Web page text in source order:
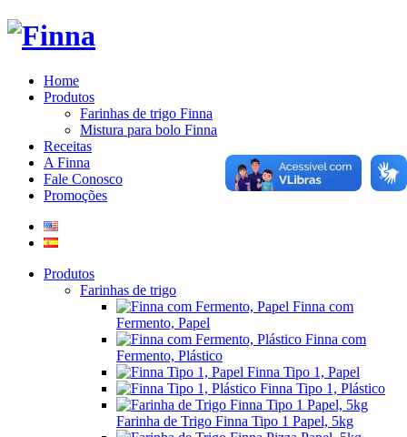
Home
Produtos
Farinhas de trigo Finna
Mistura para bolo Finna
Receitas
A Finna
Fale Conosco
Promoções
Produtos
Farinhas de trigo
Finna com
Fermento, Papel
Finna com
Fermento, Plástico
Finna Tipo 1, Papel
Finna Tipo 1, Plástico
Farinha de Trigo Finna Tipo 1 Papel, 5kg